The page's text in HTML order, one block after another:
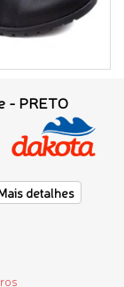
- PRETO
detalhes